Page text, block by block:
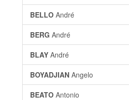
BELLO André
BERG André
BLAY André
BOYADJIAN Angelo
BEATO Antonio